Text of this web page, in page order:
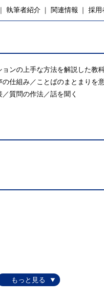
執筆者紹介 関連情報 採用
ンの上手な方法を解説した教
仕組み／ことばのまとまりを
質問の作法／話を聞く